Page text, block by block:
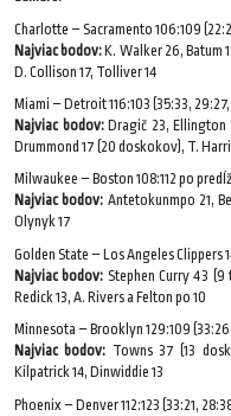
Charlotte – Sacramento 106:109
Najviac bodov:K. Walker 26, Batum
D. Collison 17, Tolliver 14
Miami – Detroit 116:103 (35:33, 29:27,
Najviac bodov:Dragič 23, Ellington
Drummond 17 (20 doskokov), T.
Milwaukee – Boston 108:112 po
Najviac bodov: Antetokunmpo 21,
Olynyk 17
Golden State – Los Angeles Clippers
Najviac bodov: Stephen Curry 43
Redick 13, A. Rivers a Felton po 10
Minnesota – Brooklyn 129:109
Najviac bodov: Towns 37 (13
Kilpatrick 14, Dinwiddie 13
Phoenix – Denver 112:123 (33:21,